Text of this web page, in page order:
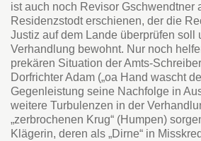
ist auch noch Revisor Gschwendtner
Residenzstodt erschienen, der die
Justiz auf dem Lande überprüfen soll
Verhandlung bewohnt. Nur noch
prekären Situation der Amts-
Dorfrichter Adam („oa Hand wascht
Gegenleistung seine Nachfolge in
weitere Turbulenzen in der
„zerbrochenen Krug“ (Humpen)
Klägerin, deren als „Dirne“ in